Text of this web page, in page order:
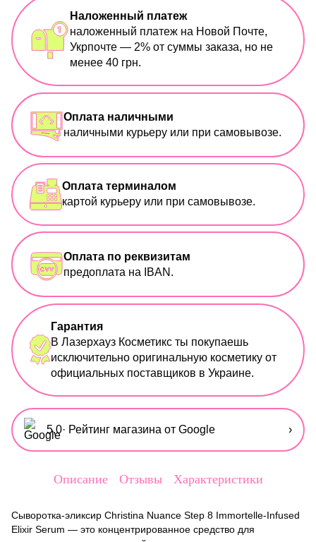
Наложенный платеж
наложенный платеж на Новой Почте,
Укрпочте — 2% от суммы заказа, но не
менее 40 грн.
Оплата наличными
наличными курьеру или при самовывозе.
Оплата терминалом
картой курьеру или при самовывозе.
Оплата по реквизитам
предоплата на IBAN.
Гарантия
В Лазерхауз Косметикс ты покупаешь
исключительно оригинальную косметику от
официальных поставщиков в Украине.
5,0· Рейтинг магазина от Google ›
Описание Отзывы Характеристики
Сыворотка-эликсир Christina Nuance Step 8 Immortelle-Infused
Elixir Serum — это концентрированное средство для